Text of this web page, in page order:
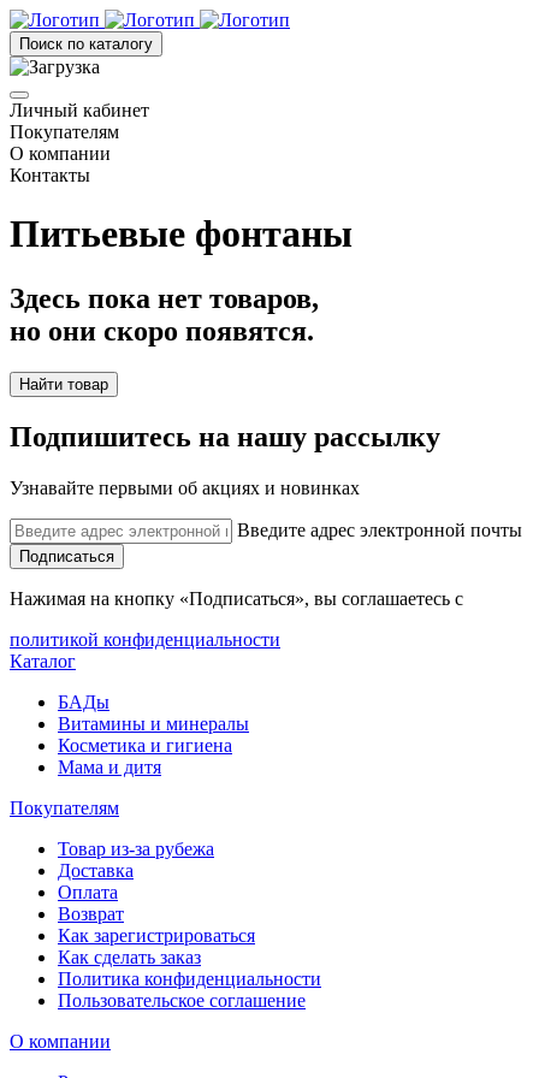
Поиск по каталогу
Личный кабинет
Покупателям
О компании
Контакты
Питьевые фонтаны
Здесь пока нет товаров,
но они скоро появятся.
Найти товар
Подпишитесь на нашу рассылку
Узнавайте первыми об акциях и новинках
Введите адрес электронной почты
Подписаться
Нажимая на кнопку «Подписаться», вы соглашаетесь с
политикой конфиденциальности
Каталог
БАДы
Витамины и минералы
Косметика и гигиена
Мама и дитя
Покупателям
Товар из-за рубежа
Доставка
Оплата
Возврат
Как зарегистрироваться
Как сделать заказ
Политика конфиденциальности
Пользовательское соглашение
О компании